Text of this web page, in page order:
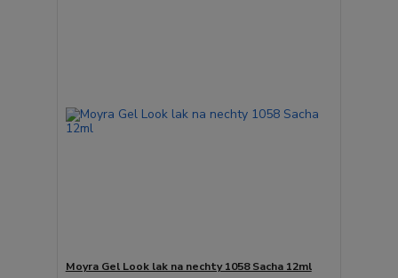
Moyra Gel Look lak na nechty 1058 Sacha 12ml